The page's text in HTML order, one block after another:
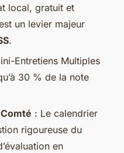
local, gratuit et
un levier majeur
.
Entretiens Multiples
30 % de la note
: Le calendrier
rigoureuse du
en